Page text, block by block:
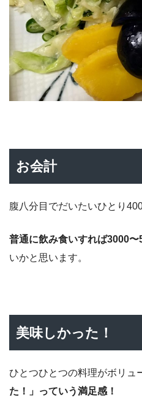
お会計
腹八分目でだいたいひとり
普通に飲み食いすれば3000〜
いかと思います。
美味しかった！
ひとつひとつの料理がボリュ
た！」っていう満足感！